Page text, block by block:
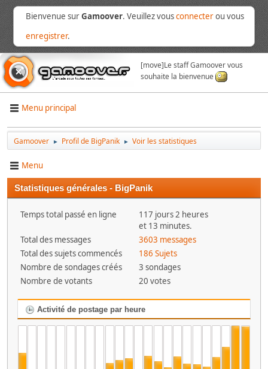
Bienvenue surGamoover. Veuillez vousconnecterou vous
enregistrer.
[move]Le staff Gamoover vous
souhaite la bienvenue
Menu principal
Gamoover ► Profil de BigPanik ► Voir les statistiques
Menu
Statistiques générales - BigPanik
Temps total passé en ligne
117 jours 2 heures
et 13 minutes.
Total des messages
3603 messages
Total des sujets commencés
186 Sujets
Nombre de sondages créés
3 sondages
Nombre de votants
20 votes
Activité de postage par heure